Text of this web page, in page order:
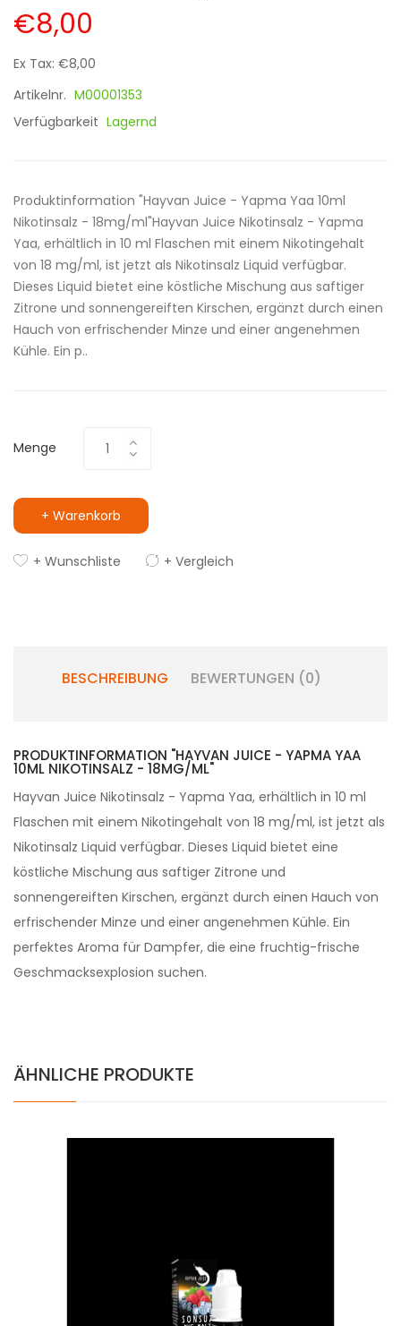
€8,00
Ex Tax: €8,00
Artikelnr. M00001353
Verfügbarkeit Lagernd
Produktinformation "Hayvan Juice - Yapma Yaa 10ml
Nikotinsalz - 18mg/ml"Hayvan Juice Nikotinsalz - Yapma
Yaa, erhältlich in 10 ml Flaschen mit einem Nikotingehalt
von 18 mg/ml, ist jetzt als Nikotinsalz Liquid verfügbar.
Dieses Liquid bietet eine köstliche Mischung aus saftiger
Zitrone und sonnengereiften Kirschen, ergänzt durch einen
Hauch von erfrischender Minze und einer angenehmen
Kühle. Ein p..
Menge
+ Warenkorb
+ Wunschliste + Vergleich
BESCHREIBUNG BEWERTUNGEN (0)
PRODUKTINFORMATION "HAYVAN JUICE - YAPMA YAA
10ML NIKOTINSALZ - 18MG/ML"
Hayvan Juice Nikotinsalz - Yapma Yaa, erhältlich in 10 ml
Flaschen mit einem Nikotingehalt von 18 mg/ml, ist jetzt als
Nikotinsalz Liquid verfügbar. Dieses Liquid bietet eine
köstliche Mischung aus saftiger Zitrone und
sonnengereiften Kirschen, ergänzt durch einen Hauch von
erfrischender Minze und einer angenehmen Kühle. Ein
perfektes Aroma für Dampfer, die eine fruchtig-frische
Geschmacksexplosion suchen.
ÄHNLICHE PRODUKTE